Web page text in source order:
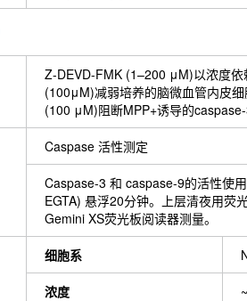
Z-DEVD-FMK (1–200 μM)以浓度
(100μM)减弱培养的脑微血管内皮
(100 μM)阻断MPP+诱导的
Caspase 活性测定
Caspase-3 和 caspase-9的活性使
EGTA) 悬浮20分钟。上层清夜用
Gemini XS荧光板阅读器测量。
细胞系
浓度